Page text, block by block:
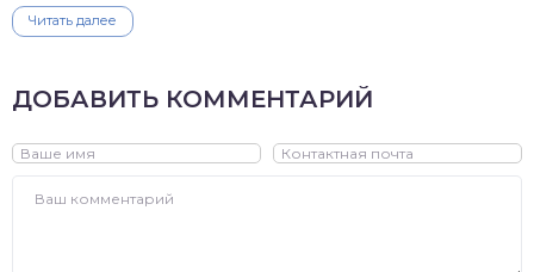
Читать далее
ДОБАВИТЬ КОММЕНТАРИЙ